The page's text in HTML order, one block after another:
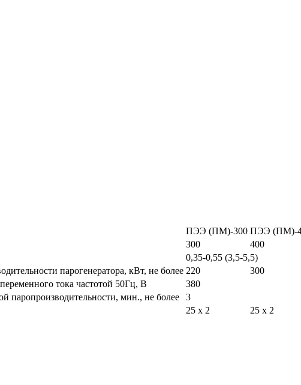
ПЭЭ (ПМ)-300 ПЭЭ (ПМ)-
300
400
0,35-0,55 (3,5-5,5)
парогенератора, кВт, не более 220
300
тока частотой 50Гц, В
380
паропроизводительности, мин., не более
3
25 х 2 25 х 2